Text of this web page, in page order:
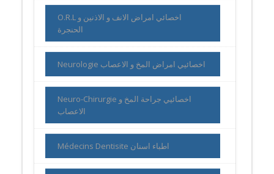
O.R.L اخصائي امراض الانف و الاذنين و
الحنجرة
Neurologie اخصائيي امراض المخ و الاعصاب
Neuro-Chirurgie اخصائيي جراحة المخ و
الاعصاب
Médecins Dentisite اطباء اسنان